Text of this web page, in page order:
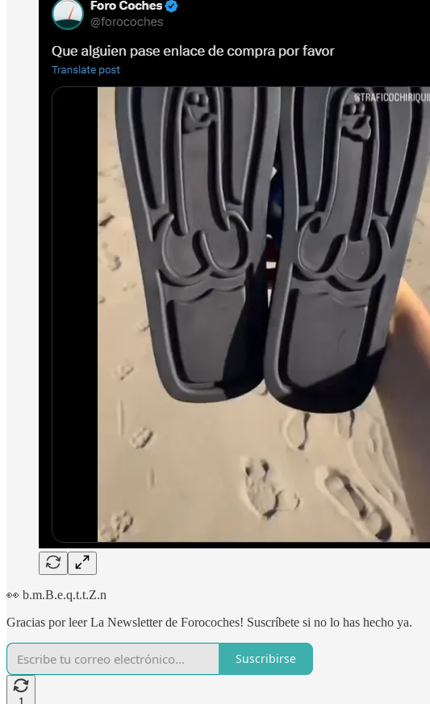
👀 b.m.B.e.q.t.t.Z.n
Gracias por leer La Newsletter de Forocoches! Suscríbete si no lo has hecho ya.
Suscribirse